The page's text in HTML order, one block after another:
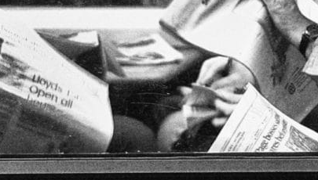
UND DIE
DAS POST-
ZEITALTER
MAKROTHEK